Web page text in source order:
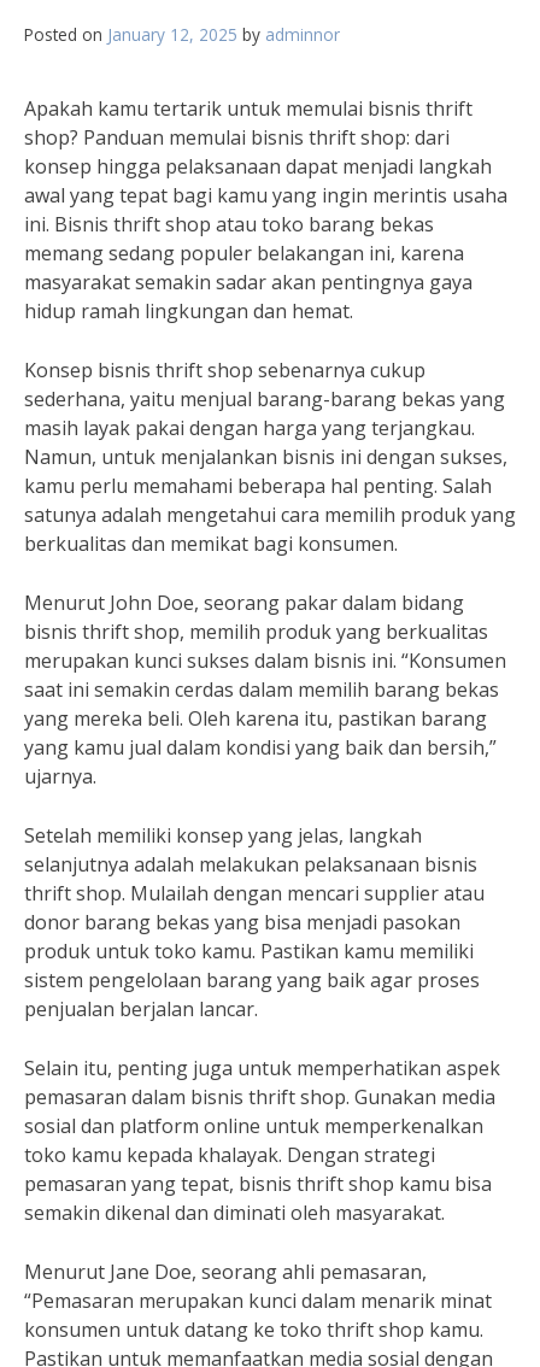
Posted on January 12, 2025 by adminnor
Apakah kamu tertarik untuk memulai bisnis thrift
shop? Panduan memulai bisnis thrift shop: dari
konsep hingga pelaksanaan dapat menjadi langkah
awal yang tepat bagi kamu yang ingin merintis usaha
ini. Bisnis thrift shop atau toko barang bekas
memang sedang populer belakangan ini, karena
masyarakat semakin sadar akan pentingnya gaya
hidup ramah lingkungan dan hemat.
Konsep bisnis thrift shop sebenarnya cukup
sederhana, yaitu menjual barang-barang bekas yang
masih layak pakai dengan harga yang terjangkau.
Namun, untuk menjalankan bisnis ini dengan sukses,
kamu perlu memahami beberapa hal penting. Salah
satunya adalah mengetahui cara memilih produk yang
berkualitas dan memikat bagi konsumen.
Menurut John Doe, seorang pakar dalam bidang
bisnis thrift shop, memilih produk yang berkualitas
merupakan kunci sukses dalam bisnis ini. “Konsumen
saat ini semakin cerdas dalam memilih barang bekas
yang mereka beli. Oleh karena itu, pastikan barang
yang kamu jual dalam kondisi yang baik dan bersih,”
ujarnya.
Setelah memiliki konsep yang jelas, langkah
selanjutnya adalah melakukan pelaksanaan bisnis
thrift shop. Mulailah dengan mencari supplier atau
donor barang bekas yang bisa menjadi pasokan
produk untuk toko kamu. Pastikan kamu memiliki
sistem pengelolaan barang yang baik agar proses
penjualan berjalan lancar.
Selain itu, penting juga untuk memperhatikan aspek
pemasaran dalam bisnis thrift shop. Gunakan media
sosial dan platform online untuk memperkenalkan
toko kamu kepada khalayak. Dengan strategi
pemasaran yang tepat, bisnis thrift shop kamu bisa
semakin dikenal dan diminati oleh masyarakat.
Menurut Jane Doe, seorang ahli pemasaran,
“Pemasaran merupakan kunci dalam menarik minat
konsumen untuk datang ke toko thrift shop kamu.
Pastikan untuk memanfaatkan media sosial dengan